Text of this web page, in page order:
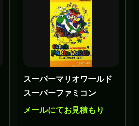
スーパーマリオワールド
スーパーファミコン
メールにてお見積もり